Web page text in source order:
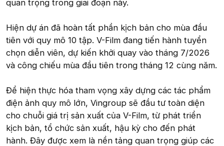
quan trọng trong giai đoạn này.
Hiện dự án đã hoàn tất phần kịch bản cho mùa đầu
tiên với quy mô 10 tập. V-Film đang tiến hành tuyển
chọn diễn viên, dự kiến khởi quay vào tháng 7/2026
và công chiếu mùa đầu tiên trong tháng 12 cùng năm.
Để hiện thực hóa tham vọng xây dựng các tác phẩm
điện ảnh quy mô lớn, Vingroup sẽ đầu tư toàn diện
cho chuỗi giá trị sản xuất của V-Film, từ phát triển
kịch bản, tổ chức sản xuất, hậu kỳ cho đến phát
hành. Đây được xem là nền tảng quan trọng giúp các